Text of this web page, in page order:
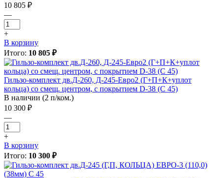
10 805 ₽
—
+
В корзину
Итого: 10 805 ₽
Гильзо-комплект дв.Д-260, Д-245-Евро2 (Г+П+К+уплот
кольца) со смещ. центром, с покрытием D-38 (С 45)
В наличии (2 п/ком.)
10 300 ₽
—
+
В корзину
Итого: 10 300 ₽